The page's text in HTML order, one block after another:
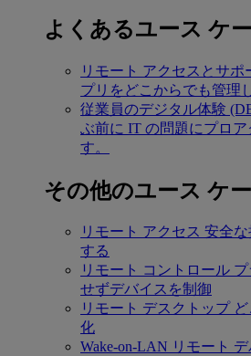
よくあるユース ケ
リモート アクセスとサポ
プリをどこからでも管理
従業員のデジタル体験
ぶ前に IT の問題にプロア
す。
その他のユース ケ
リモート アクセス 安全
する
リモート コントロール
せずデバイスを制御
リモート デスクトップ
化
Wake-on-LAN リモート